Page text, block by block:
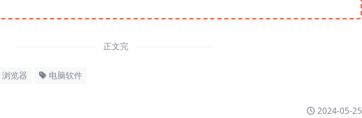
正文完
浏览器 电脑软件
2024-05-25